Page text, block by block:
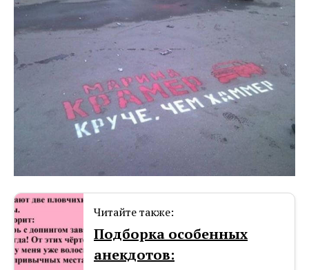
Читайте также:
Подборка особенных
анекдотов: